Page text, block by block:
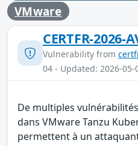
VMware
CERTFR-2026-
Vulnerability from
04 - Updated: 2026-05-
De multiples
dans VMware Tanzu
permettent à un